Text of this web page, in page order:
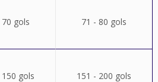
gols 71 - 80 gols
gols 151 - 200 gols